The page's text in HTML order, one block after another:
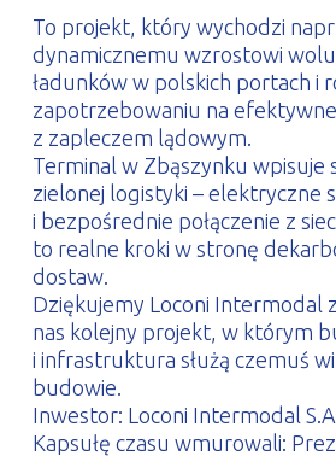
To projekt, który wychodzi
dynamicznemu wzrostowi
ładunków w polskich portach i
zapotrzebowaniu na efektywne
z zapleczem lądowym.
Terminal w Zbąszynku wpisuje
zielonej logistyki – elektryczne
i bezpośrednie połączenie z
to realne kroki w stronę
dostaw.
Dziękujemy Loconi Intermodal
nas kolejny projekt, w którym
i infrastruktura służą czemuś
budowie.
Inwestor: Loconi Intermodal
Kapsułę czasu wmurowali: